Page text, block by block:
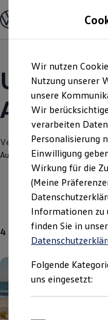
Hauptinhalt
springen
Footer
springen
Modelle und
Konfigurator
Modelle
Elektroautos
ENERGY
SUV und CUV
Familienautos
Kombis
Sportwagen
Schnell verfügbare
Angebote und
Aktuelle
E-Auto-
Volkswagen
Die ENERGY
Junge
Leasing
Unsere
Verantwortlich für die
Automobile Berlin GmbH(
4 Angebote
Wir nutzen
Nutzung unserer
unsere
Wir
verarbeiten
Personalisierung
Einwilligung
Wirkung für die
(Meine
Informationen zu
finden Sie in
Folgende
uns eingesetzt: